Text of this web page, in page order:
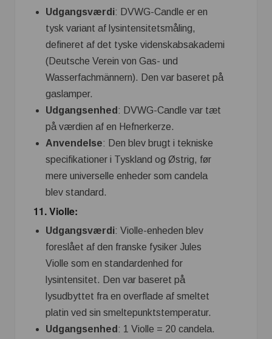
Udgangsværdi: DVWG-Candle er en
tysk variant af lysintensitetsmåling,
defineret af det tyske videnskabsakademi
(Deutsche Verein von Gas- und
Wasserfachmännern). Den var baseret på
gaslamper.
Udgangsenhed : DVWG-Candle var tæt
på værdien af en Hefnerkerze.
Anvendelse: Den blev brugt i tekniske
specifikationer i Tyskland og Østrig, før
mere universelle enheder som candela
blev standard.
11.Violle:
Udgangsværdi: Violle-enheden blev
foreslået af den franske fysiker Jules
Violle som en standardenhed for
lysintensitet. Den var baseret på
lysudbyttet fra en overflade af smeltet
platin ved sin smeltepunktstemperatur.
Udgangsenhed : 1 Violle = 20 candela.